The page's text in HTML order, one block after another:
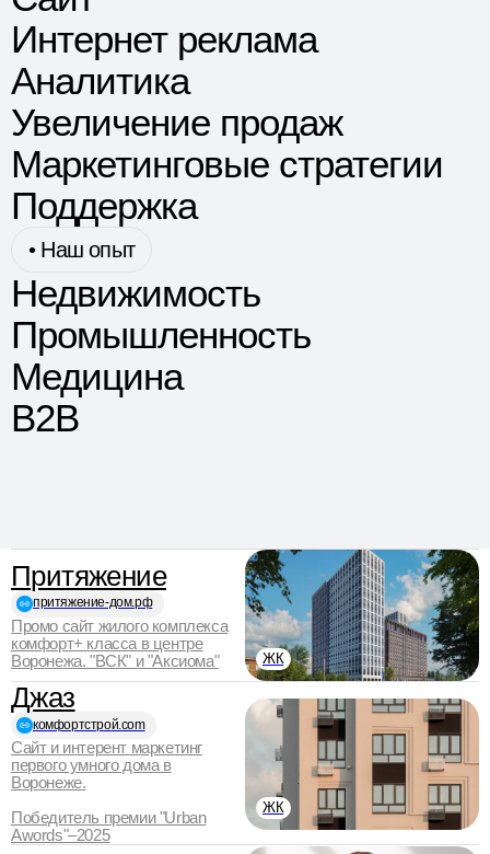
Интернет реклама
Аналитика
Увеличение продаж
Маркетинговые стратегии
Поддержка
• Наш опыт
Недвижимость
Промышленность
Медицина
B2B
Притяжение
притяжение-дом.рф
Промо сайт жилого комплекса
комфорт+ класса в центре
Воронежа. "ВСК" и "Аксиома"
ЖК
Джаз
комфортстрой.com
Сайт и интерент маркетинг
первого умного дома в
Воронеже.
Победитель премии "Urban
Awords"–2025
ЖК